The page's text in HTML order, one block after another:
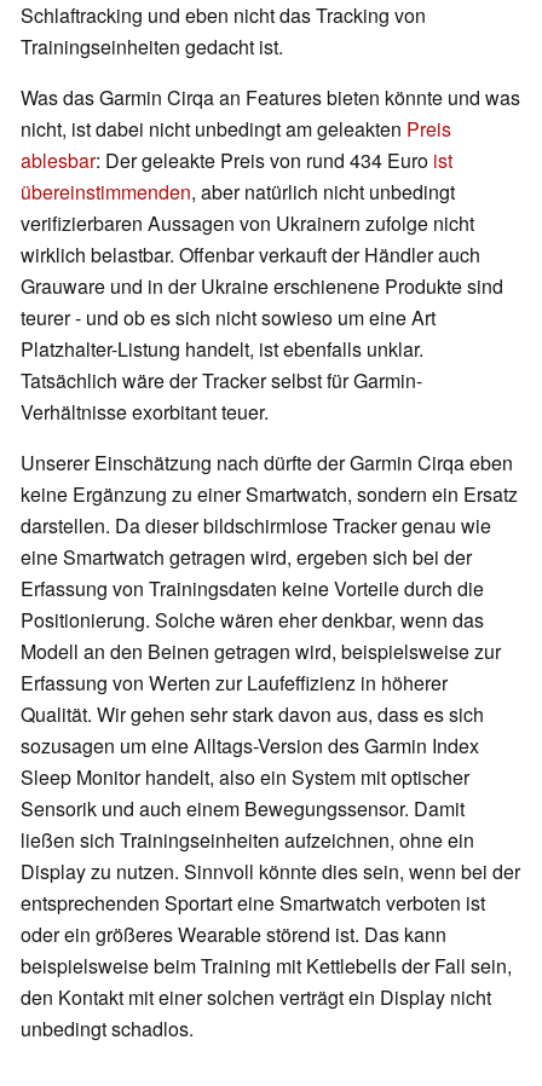
Schlaftracking und eben nicht das Tracking von
Trainingseinheiten gedacht ist.
Was das Garmin Cirqa an Features bieten könnte und was
nicht, ist dabei nicht unbedingt am geleakten Preis
ablesbar: Der geleakte Preis von rund 434 Euro ist
übereinstimmenden, aber natürlich nicht unbedingt
verifizierbaren Aussagen von Ukrainern zufolge nicht
wirklich belastbar. Offenbar verkauft der Händler auch
Grauware und in der Ukraine erschienene Produkte sind
teurer - und ob es sich nicht sowieso um eine Art
Platzhalter-Listung handelt, ist ebenfalls unklar.
Tatsächlich wäre der Tracker selbst für Garmin-
Verhältnisse exorbitant teuer.
Unserer Einschätzung nach dürfte der Garmin Cirqa eben
keine Ergänzung zu einer Smartwatch, sondern ein Ersatz
darstellen. Da dieser bildschirmlose Tracker genau wie
eine Smartwatch getragen wird, ergeben sich bei der
Erfassung von Trainingsdaten keine Vorteile durch die
Positionierung. Solche wären eher denkbar, wenn das
Modell an den Beinen getragen wird, beispielsweise zur
Erfassung von Werten zur Laufeffizienz in höherer
Qualität. Wir gehen sehr stark davon aus, dass es sich
sozusagen um eine Alltags-Version des Garmin Index
Sleep Monitor handelt, also ein System mit optischer
Sensorik und auch einem Bewegungssensor. Damit
ließen sich Trainingseinheiten aufzeichnen, ohne ein
Display zu nutzen. Sinnvoll könnte dies sein, wenn bei der
entsprechenden Sportart eine Smartwatch verboten ist
oder ein größeres Wearable störend ist. Das kann
beispielsweise beim Training mit Kettlebells der Fall sein,
den Kontakt mit einer solchen verträgt ein Display nicht
unbedingt schadlos.